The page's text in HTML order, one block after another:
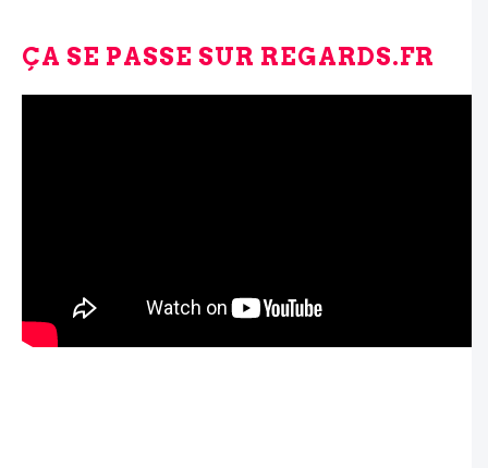
ÇA SE PASSE SUR REGARDS.FR